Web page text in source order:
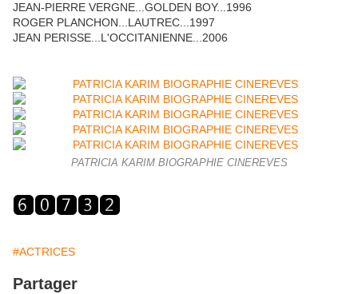
JEAN-PIERRE VERGNE...GOLDEN BOY...1996
ROGER PLANCHON...LAUTREC...1997
JEAN PERISSE...L'OCCITANIENNE...2006
PATRICIA KARIM BIOGRAPHIE CINEREVES
#ACTRICES
Partager